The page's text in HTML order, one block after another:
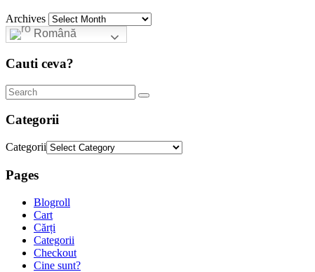
Archives
Română
Cauti ceva?
Categorii
Categorii
Pages
Blogroll
Cart
Cărți
Categorii
Checkout
Cine sunt?